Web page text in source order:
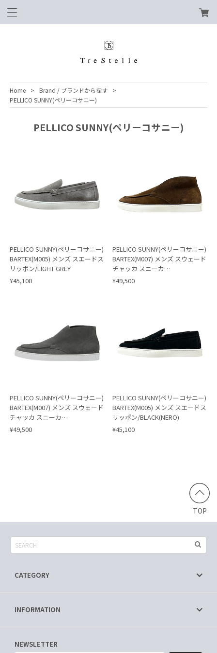
Home
Brand / ブランドから探す
PELLICO SUNNY(ペリーコサニー)
PELLICO SUNNY(ペリーコサニー)
PELLICO SUNNY(ペリーコサニー)
BARTEX(M005) メンズ スエードス
リッポン/LIGHT GREY
¥45,100
PELLICO SUNNY(ペリーコサニー)
BARTEX(M007) メンズ スウェード
チャッカ スニーカ
ー/BROWN(SIENA)
¥49,500
PELLICO SUNNY(ペリーコサニー)
BARTEX(M007) メンズ スウェード
チャッカ スニーカ
ー/GRAY(FUMO)
¥49,500
PELLICO SUNNY(ペリーコサニー)
BARTEX(M005) メンズ スエードス
リッポン/BLACK(NERO)
¥45,100
TOP
CATEGORY
INFORMATION
NEWSLETTER